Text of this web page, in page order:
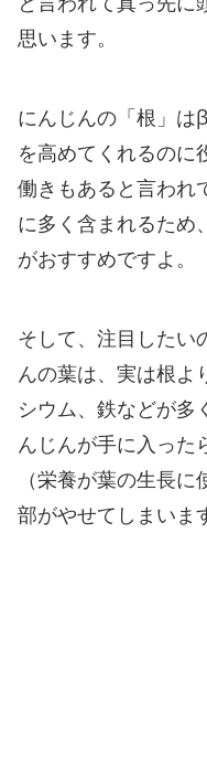
思います。
にんじんの「根」は
を高めてくれるのに
働きもあると言われ
に多く含まれるため
がおすすめですよ。
そして、注目したい
んの葉は、実は根よ
シウム、鉄などが多
んじんが手に入った
（栄養が葉の生長
部がやせてしまいま